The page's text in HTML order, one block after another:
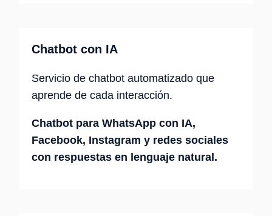
Chatbot con IA
Servicio de chatbot automatizado que
aprende de cada interacción.
Chatbot para WhatsApp con IA,
Facebook, Instagram y redes sociales
con respuestas en lenguaje natural.